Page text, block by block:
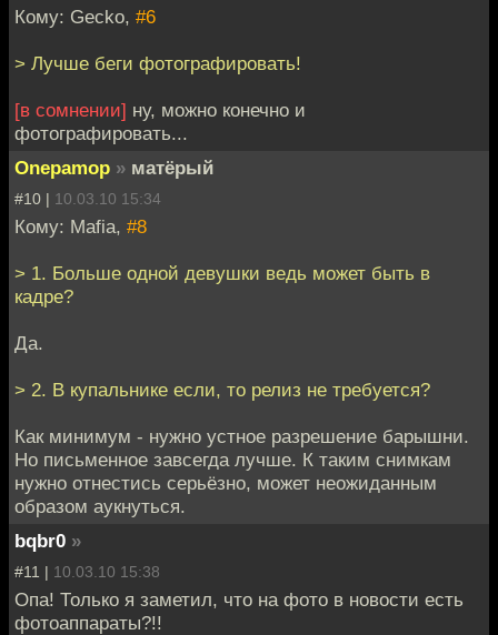
Кому: Gecko, #6
> Лучше беги фотографировать!
[в сомнении] ну, можно конечно и
фотографировать...
Onepamop » матёрый
#10 | 10.03.10 15:34
Кому: Mafia, #8
> 1. Больше одной девушки ведь может быть в
кадре?
Да.
> 2. В купальнике если, то релиз не требуется?
Как минимум - нужно устное разрешение барышни.
Но письменное завсегда лучше. К таким снимкам
нужно отнестись серьёзно, может неожиданным
образом аукнуться.
bqbr0 »
#11 | 10.03.10 15:38
Опа! Только я заметил, что на фото в новости есть
фотоаппараты?!!